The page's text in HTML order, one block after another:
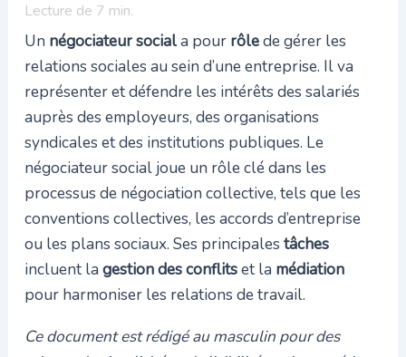
Lecture de 7 min.
Un négociateur sociala pour rôlede gérer les
relations sociales au sein d’une entreprise. Il va
représenter et défendre les intérêts des salariés
auprès des employeurs, des organisations
syndicales et des institutions publiques. Le
négociateur social joue un rôle clé dans les
processus de négociation collective, tels que les
conventions collectives, les accords d’entreprise
ou les plans sociaux. Ses principales tâches
incluent la gestion des conflitset la médiation
pour harmoniser les relations de travail.
Ce document est rédigé au masculin pour des